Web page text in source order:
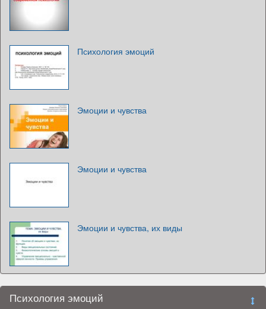
Психология эмоций
Эмоции и чувства
Эмоции и чувства
Эмоции и чувства, их виды
Психология эмоций